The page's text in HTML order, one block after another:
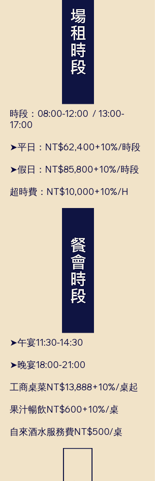
時段：08:00-12:00 / 13:00-
17:00
➤平日：NT$62,400+10%/時段
➤假日：NT$85,800+10%/時段
超時費：NT$10,000+10%/H
➤午宴11:30-14:30
➤晚宴18:00-21:00
工商桌菜NT$13,888+10%/桌起
果汁暢飲NT$600+10%/桌
自來酒水服務費NT$500/桌